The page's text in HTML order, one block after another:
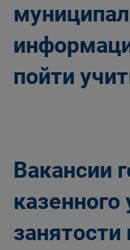
пойти
Вакансии
занятости